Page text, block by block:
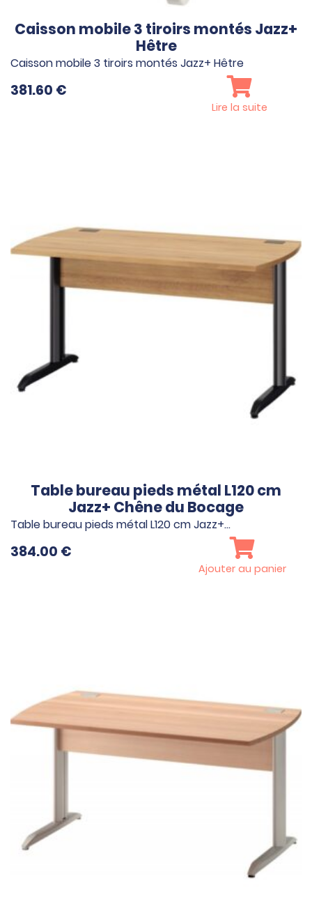
Caisson mobile 3 tiroirs montés Jazz+
Hêtre
Caisson mobile 3 tiroirs montés Jazz+ Hêtre
381.60 €
Lire la suite
Table bureau pieds métal L120 cm
Jazz+ Chêne du Bocage
Table bureau pieds métal L120 cm Jazz+…
384.00 €
Ajouter au panier